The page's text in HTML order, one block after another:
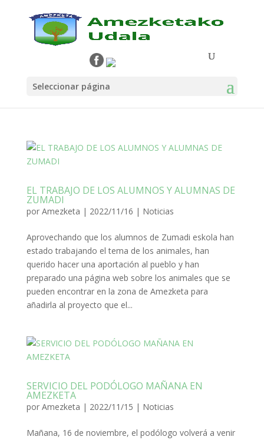
Seleccionar página
EL TRABAJO DE LOS ALUMNOS Y ALUMNAS DE
ZUMADI
por Amezketa | 2022/11/16 | Noticias
Aprovechando que los alumnos de Zumadi eskola han
estado trabajando el tema de los animales, han
querido hacer una aportación al pueblo y han
preparado una página web sobre los animales que se
pueden encontrar en la zona de Amezketa para
añadirla al proyecto que el...
SERVICIO DEL PODÓLOGO MAÑANA EN
AMEZKETA
por Amezketa | 2022/11/15 | Noticias
Mañana, 16 de noviembre, el podólogo volverá a venir